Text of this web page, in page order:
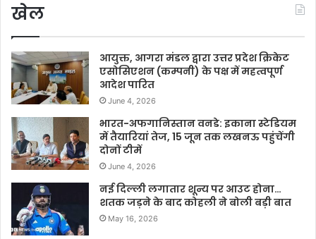
खेल
आयुक्त, आगरा मंडल द्वारा उत्तर प्रदेश क्रिकेट
एसोसिएशन (कम्पनी) के पक्ष में महत्वपूर्ण
आदेश पारित
June 4, 2026
भारत-अफगानिस्तान वनडे: इकाना स्टेडियम
में तैयारियां तेज, 15 जून तक लखनऊ पहुंचेंगी
दोनों टीमें
June 4, 2026
नई दिल्ली लगातार शून्य पर आउट होना…
शतक जड़ने के बाद कोहली ने बोली बड़ी बात
May 16, 2026